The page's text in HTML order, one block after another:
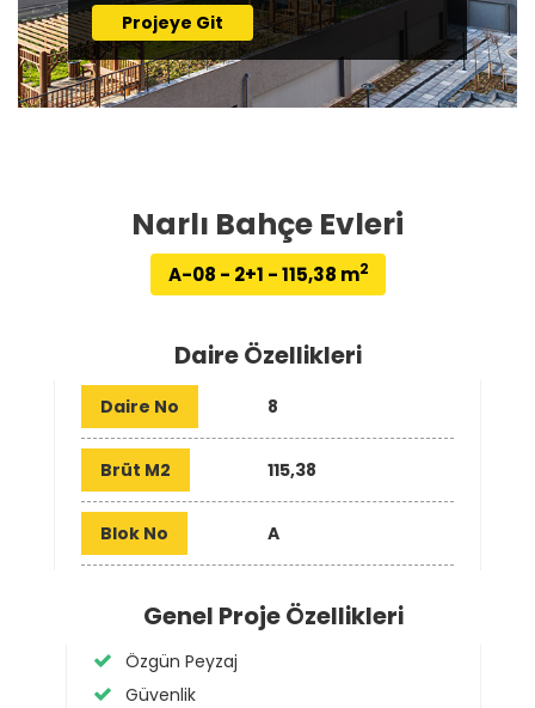
Projeye Git
Narlı Bahçe Evleri
A-08 - 2+1 - 115,38 m2
Daire Özellikleri
Daire No 8
Brüt M2 115,38
Blok No A
Genel Proje Özellikleri
Özgün Peyzaj
Güvenlik